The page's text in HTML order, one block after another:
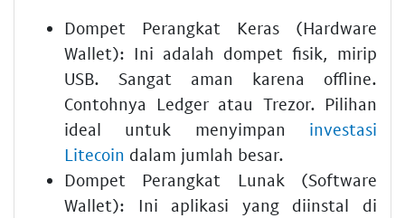
Dompet Perangkat Keras (Hardware
Wallet): Ini adalah dompet fisik, mirip
USB. Sangat aman karena offline.
Contohnya Ledger atau Trezor. Pilihan
ideal untuk menyimpan investasi
Litecoin dalam jumlah besar.
Dompet Perangkat Lunak (Software
Wallet): Ini aplikasi yang diinstal di